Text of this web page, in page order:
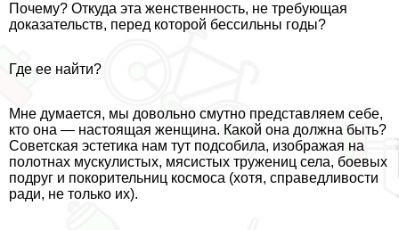
Почему? Откуда эта женственность, не требующая
доказательств, перед которой бессильны годы?
Где ее найти?
Мне думается, мы довольно смутно представляем себе,
кто она — настоящая женщина. Какой она должна быть?
Советская эстетика нам тут подсобила, изображая на
полотнах мускулистых, мясистых тружениц села, боевых
подруг и покорительниц космоса (хотя, справедливости
ради, не только их).